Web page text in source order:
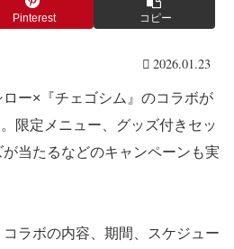
Pinterest コピー
2026.01.23
ー×『チェゴシム』のコラボが
限定メニュー、グッズ付きセッ
が当たるなどのキャンペーンも実
ラボの内容、期間、スケジュー